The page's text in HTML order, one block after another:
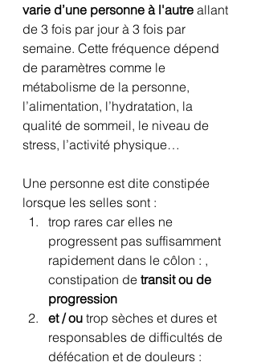
varie d’une personne à l'autre allant
de 3 fois par jour à 3 fois par
semaine. Cette fréquence dépend
de paramètres comme le
métabolisme de la personne,
l’alimentation, l’hydratation, la
qualité de sommeil, le niveau de
stress, l’activité physique…
Une personne est dite constipée
lorsque les selles sont :
trop rares car elles ne
progressent pas suffisamment
rapidement dans le côlon : ,
constipation de transit ou de
progression
et / ou trop sèches et dures et
responsables de difficultés de
défécation et de douleurs :